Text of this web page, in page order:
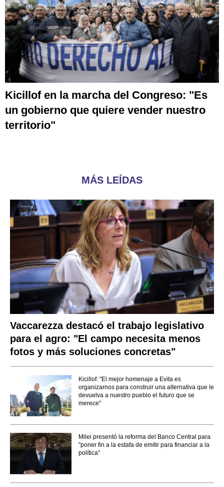
Kicillof en la marcha del Congreso: "Es
un gobierno que quiere vender nuestro
territorio"
MÁS LEÍDAS
Vaccarezza destacó el trabajo legislativo
para el agro: "El campo necesita menos
fotos y más soluciones concretas"
Kicillof: "El mejor homenaje a Evita es
organizarnos para construir una alternativa que le
devuelva a nuestro pueblo el futuro que se
merece"
Milei presentó la reforma del Banco Central para
"poner fin a la estafa de emitir para financiar a la
política"